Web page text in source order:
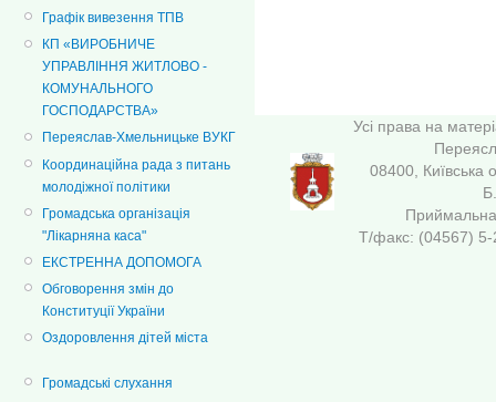
Графік вивезення ТПВ
КП «ВИРОБНИЧЕ
УПРАВЛІННЯ ЖИТЛОВО -
КОМУНАЛЬНОГО
ГОСПОДАРСТВА»
Переяслав-Хмельницьке ВУКГ
Координаційна рада з питань
молодіжної політики
Громадська організація
"Лікарняна каса"
ЕКСТРЕННА ДОПОМОГА
Обговорення змін до
Конституції України
Оздоровлення дітей міста
Громадські слухання
Усі права на
08400, Київська
Т/факс: